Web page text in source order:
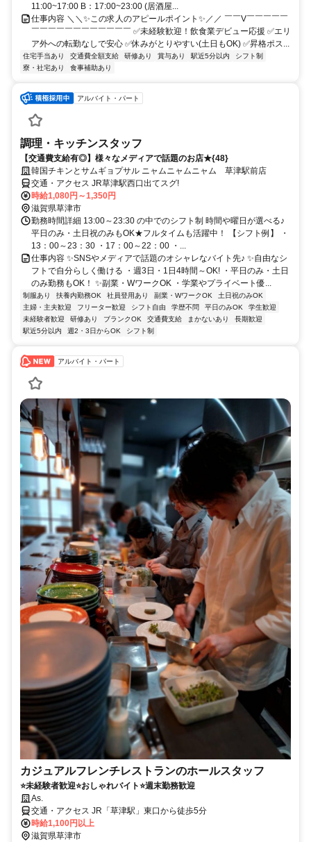
11:00~17:00 B：17:00~23:00 (居酒屋...
仕事内容 ＼＼✨この求人のアピールポイント✨／／ ￣￣V￣￣￣￣￣
￣￣￣￣￣￣￣￣￣￣￣￣ ✅未経験歓迎！飲食業デビュー応援 ✅エリ
ア外への転勤なしで安心 ✅休みがとりやすい(土日もOK) ✅昇格ポス...
住宅手当あり 交通費全額支給 研修あり 賞与あり 駅近5分以内
シフト制
寮・社宅あり
食事補助あり
アルバイト・パート
調理・キッチンスタッフ
【交通費支給有◎】様々なメディアで話題のお店★{48}
韓国チキンとサムギョプサル ニャムニャムニャム 草津駅前店
交通・アクセス JR草津駅西口出てスグ!
時給1,080円～1,350円
滋賀県草津市
勤務時間詳細 13:00～23:30 の中でのシフト制 時間や曜日が選べる♪
平日のみ・土日祝のみもOK★フルタイムも活躍中！ 【シフト例】 ・
13：00～23：30 ・17：00～22：00 ・...
仕事内容 ✨SNSやメディアで話題のオシャレなバイト先♪ ✨自由なシ
フトで自分らしく働ける ・週3日・1日4時間～OK! ・平日のみ・土日
のみ勤務もOK！ ✨副業・WワークOK ・学業やプライベート優...
制服あり 扶養内勤務OK 社員登用あり 副業・WワークOK
土日祝のみOK
主婦・主夫歓迎
フリーター歓迎 シフト自由 学歴不問 平日のみOK
学生歓迎
未経験者歓迎
研修あり ブランクOK 交通費支給 まかないあり
長期歓迎
駅近5分以内
週2・3日からOK シフト制
アルバイト・パート
カジュアルフレンチレストランのホールスタッフ
⭐未経験者歓迎⭐おしゃれバイト⭐週末勤務歓迎
As.
交通・アクセス JR「草津駅」東口から徒歩5分
時給1,100円以上
滋賀県草津市